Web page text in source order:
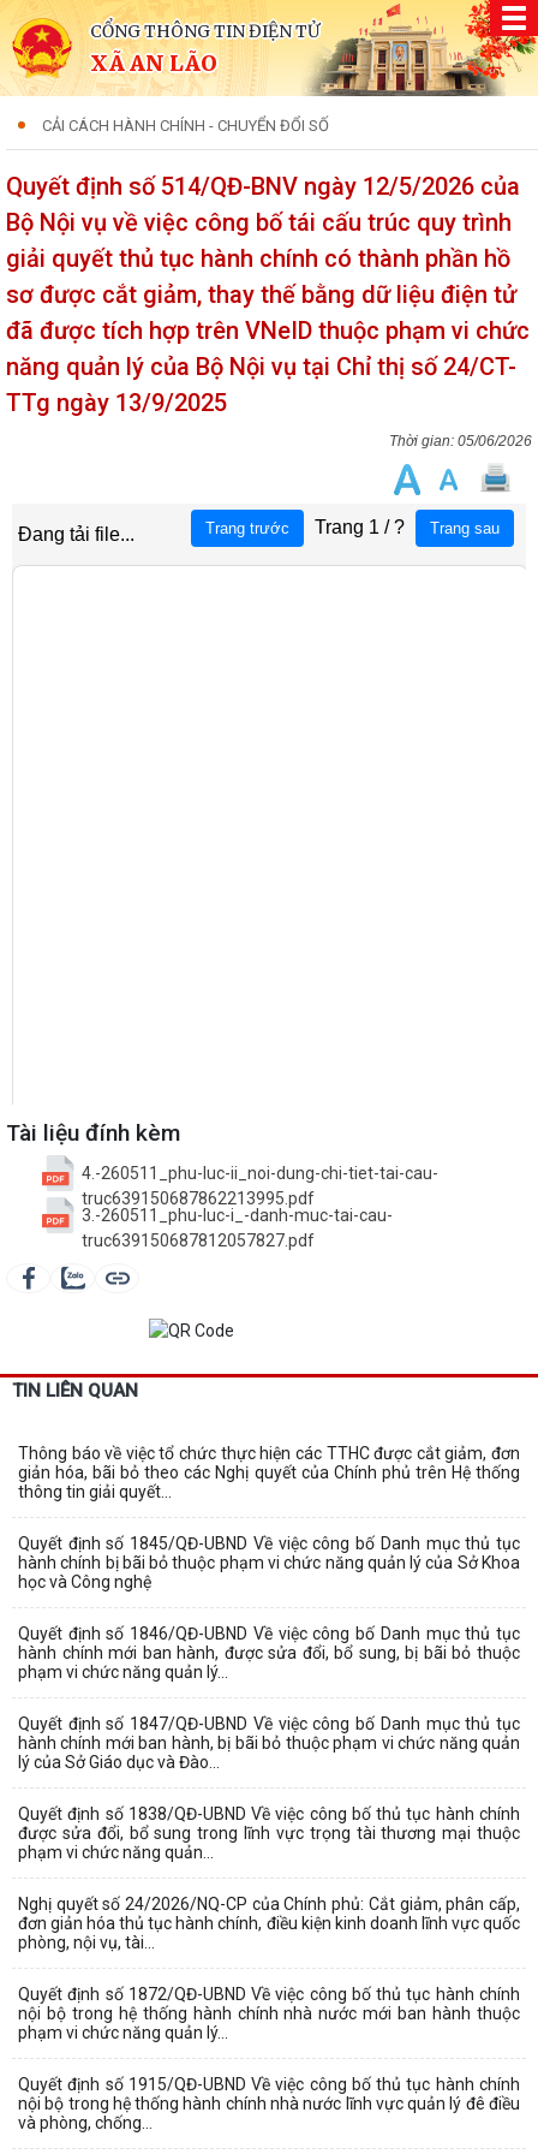
CỔNG THÔNG TIN ĐIỆN TỬ
XÃ AN LÃO
CẢI CÁCH HÀNH CHÍNH - CHUYỂN ĐỔI SỐ
Quyết định số 514/QĐ-BNV ngày 12/5/2026 của
Bộ Nội vụ về việc công bố tái cấu trúc quy trình
giải quyết thủ tục hành chính có thành phần hồ
sơ được cắt giảm, thay thế bằng dữ liệu điện tử
đã được tích hợp trên VNeID thuộc phạm vi chức
năng quản lý của Bộ Nội vụ tại Chỉ thị số 24/CT-
TTg ngày 13/9/2025
05/06/2026
Tài liệu đính kèm
4.-260511_phu-luc-ii_noi-dung-chi-tiet-tai-cau-
truc639150687862213995.pdf
3.-260511_phu-luc-i_-danh-muc-tai-cau-
truc639150687812057827.pdf
TIN LIÊN QUAN
Thông báo về việc tổ chức thực hiện các TTHC được cắt giảm, đơn
giản hóa, bãi bỏ theo các Nghị quyết của Chính phủ trên Hệ thống
thông tin giải quyết...
Quyết định số 1845/QĐ-UBND Về việc công bố Danh mục thủ tục
hành chính bị bãi bỏ thuộc phạm vi chức năng quản lý của Sở Khoa
học và Công nghệ
Quyết định số 1846/QĐ-UBND Về việc công bố Danh mục thủ tục
hành chính mới ban hành, được sửa đổi, bổ sung, bị bãi bỏ thuộc
phạm vi chức năng quản lý...
Quyết định số 1847/QĐ-UBND Về việc công bố Danh mục thủ tục
hành chính mới ban hành, bị bãi bỏ thuộc phạm vi chức năng quản
lý của Sở Giáo dục và Đào...
Quyết định số 1838/QĐ-UBND Về việc công bố thủ tục hành chính
được sửa đổi, bổ sung trong lĩnh vực trọng tài thương mại thuộc
phạm vi chức năng quản...
Nghị quyết số 24/2026/NQ-CP của Chính phủ: Cắt giảm, phân cấp,
đơn giản hóa thủ tục hành chính, điều kiện kinh doanh lĩnh vực quốc
phòng, nội vụ, tài...
Quyết định số 1872/QĐ-UBND Về việc công bố thủ tục hành chính
nội bộ trong hệ thống hành chính nhà nước mới ban hành thuộc
phạm vi chức năng quản lý...
Quyết định số 1915/QĐ-UBND Về việc công bố thủ tục hành chính
nội bộ trong hệ thống hành chính nhà nước lĩnh vực quản lý đê điều
và phòng, chống...